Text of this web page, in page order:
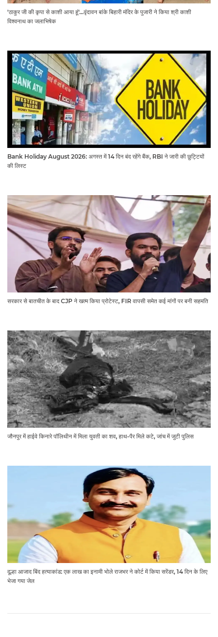
'ठाकुर जी की कृपा से काशी आया हूं'...वृंदावन बांके बिहारी मंदिर के पुजारी ने किया श्री काशी
विश्वनाथ का जलाभिषेक
Bank Holiday August 2026: अगस्त में 14 दिन बंद रहेंगे बैंक, RBI ने जारी की छुट्टियों
की लिस्ट​​​​​​​
सरकार से बातचीत के बाद CJP ने खत्म किया प्रोटेस्ट, FIR वापसी समेत कई मांगों पर बनी सहमति
जौनपुर में हाईवे किनारे पॉलिथीन में मिला युवती का शव, हाथ-पैर मिले कटे, जांच में जुटी पुलिस
दूल्हा आजाद बिंद हत्याकांड: एक लाख का इनामी भोले राजभर ने कोर्ट में किया सरेंडर, 14 दिन के लिए
भेजा गया जेल